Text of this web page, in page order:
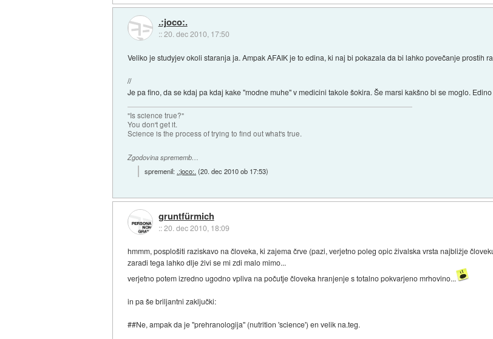
.:joco:.
::20. dec 2010, 17:50
Veliko je studyjev okoli staranja ja. Ampak AFAIK je to edina, ki naj bi pokazala da bi lahko povečanje prostih
//
Je pa fino, da se kdaj pa kdaj kake "modne muhe" v medicini takole šokira. Še marsi kakšno bi se moglo.
"Is science true?"
You don't get it.
Science is the process of trying to find out what's true.
Zgodovina sprememb…
spremenil: .:joco:. (20. dec 2010 ob 17:53)
gruntfürmich
::20. dec 2010, 18:09
hmmm, posplošiti raziskavo na človeka, ki zajema črve (pazi, verjetno poleg opic živalska vrsta najbližje
zaradi tega lahko dlje živi se mi zdi malo mimo...
verjetno potem izredno ugodno vpliva na počutje človeka hranjenje s totalno pokvarjeno mrhovino...
in pa še briljantni zaključki:
##Ne, ampak da je "prehranologija" (nutrition 'science') en velik na.teg.